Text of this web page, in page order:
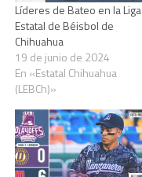
Líderes de Bateo en la Liga
Estatal de Béisbol de
Chihuahua
19 de junio de 2024
En «Estatal Chihuahua
(LEBCh)»